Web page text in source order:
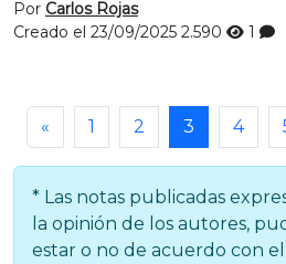
Por Carlos Rojas
Creado el 23/09/2025 2.590 1
« 1 2 3 4
* Las notas publicadas
la opinión de los autores,
estar o no de acuerdo con